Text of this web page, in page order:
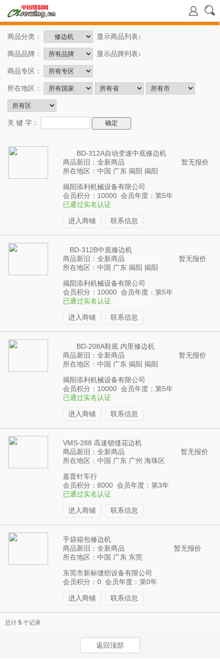
商品分类： 显示商品列表↓
商品品牌： 显示品牌列表↓
商品专区：
所在地区：
关 键 字：
BD-312A自动变速中底修边机
商品新旧：全新商品
所在地区：中国 广东 揭阳 揭阳
暂无报价
揭阳添利机械设备有限公司
会员积分：10000 会员年度：第5年
已通过实名认证
进入商铺 联系信息
BD-312B中底修边机
商品新旧：全新商品
所在地区：中国 广东 揭阳 揭阳
暂无报价
揭阳添利机械设备有限公司
会员积分：10000 会员年度：第5年
已通过实名认证
进入商铺 联系信息
BD-208A鞋底 内里修边机
商品新旧：全新商品
所在地区：中国 广东 揭阳 揭阳
暂无报价
揭阳添利机械设备有限公司
会员积分：10000 会员年度：第5年
已通过实名认证
进入商铺 联系信息
VMS-288 高速锁缝花边机
商品新旧：全新商品
所在地区：中国 广东 广州 海珠区
暂无报价
嘉晋针车行
会员积分：8000 会员年度：第3年
已通过实名认证
进入商铺 联系信息
手袋箱包修边机
商品新旧：全新商品
所在地区：中国 广东 东莞
暂无报价
东莞市新标缝纫设备有限公司
会员积分：0 会员年度：第0年
进入商铺 联系信息
总计 5 个记录
返回顶部